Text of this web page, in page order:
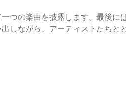
つの楽曲を披露します。最後に
しながら、アーティストたちと